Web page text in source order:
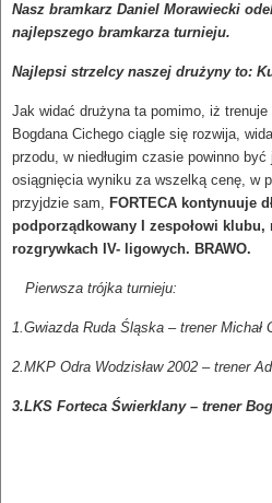
Nasz bramkarz Daniel Morawiecki
najlepszego bramkarza turnieju.
Najlepsi strzelcy naszej drużyny to:
Jak widać drużyna ta pomimo, iż
Bogdana Cichego ciągle się rozwija,
przodu, w niedługim czasie powinno
osiągnięcia wyniku za wszelką cenę, w
przyjdzie sam, FORTECA kontynuuje
podporządkowany I zespołowi
rozgrywkach IV- ligowych. BRAWO.
Pierwsza trójka turnieju:
1.Gwiazda Ruda Śląska – trener Michał
2.MKP Odra Wodzisław 2002 – trener
3.LKS Forteca Świerklany – trener